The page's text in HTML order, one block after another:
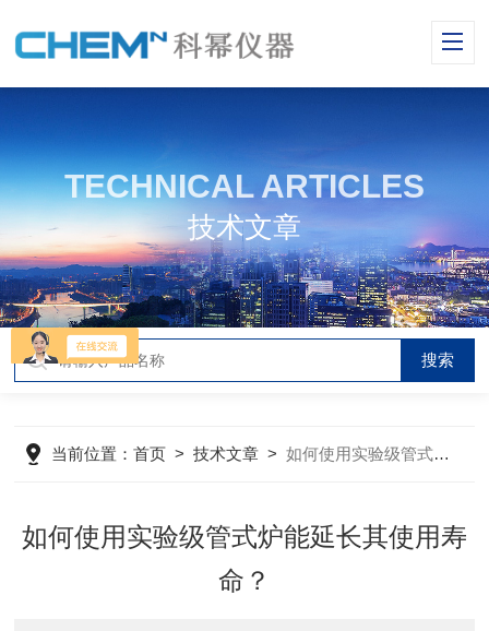
TECHNICAL ARTICLES
技术文章
当前位置：首页 >技术文章 >如何使用实验级管式炉能延长其使用寿命？
如何使用实验级管式炉能延长其使用寿
命？